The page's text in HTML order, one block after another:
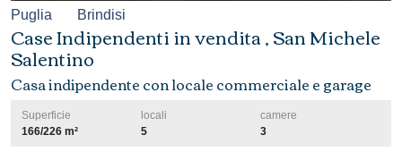
Puglia Brindisi
Case Indipendenti in vendita , San Michele
Salentino
Casa indipendente con locale commerciale e garage
Superficie
166/226 m²
locali
5
camere
3